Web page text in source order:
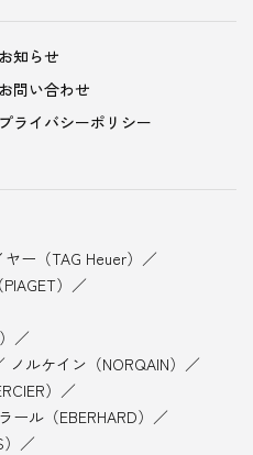
お知らせ
お問い合わせ
プライバシーポリシー
ー（TAG Heuer）
）
ノルケイン（NORQAIN）
）
ール（EBERHARD）